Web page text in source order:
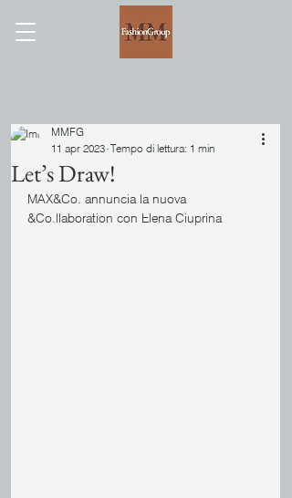
Let’s Draw!
MMFG
11 apr 2023 Tempo di lettura: 1 min
MAX&Co. annuncia la nuova
&Co.llaboration con Elena Ciuprina